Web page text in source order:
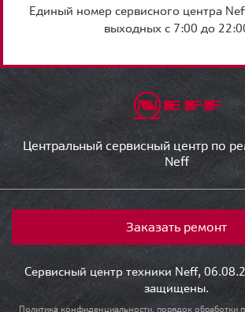
Единый номер сервисного центра
выходных с 7:00 до
Центральный сервисный центр по
Neff
Заказать ремонт
Сервисный центр техники Neff,
защищены.
Политика конфиденциальности, порядок обработки